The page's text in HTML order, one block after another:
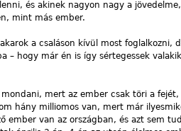
és akinek nagyon nagy a
mint más ember.
a csaláson kívül most foglalkozni,
– hogy már én is így sértegessek
mert az ember csak töri a
hány milliomos van, mert már
ember van az országban, és azt sem